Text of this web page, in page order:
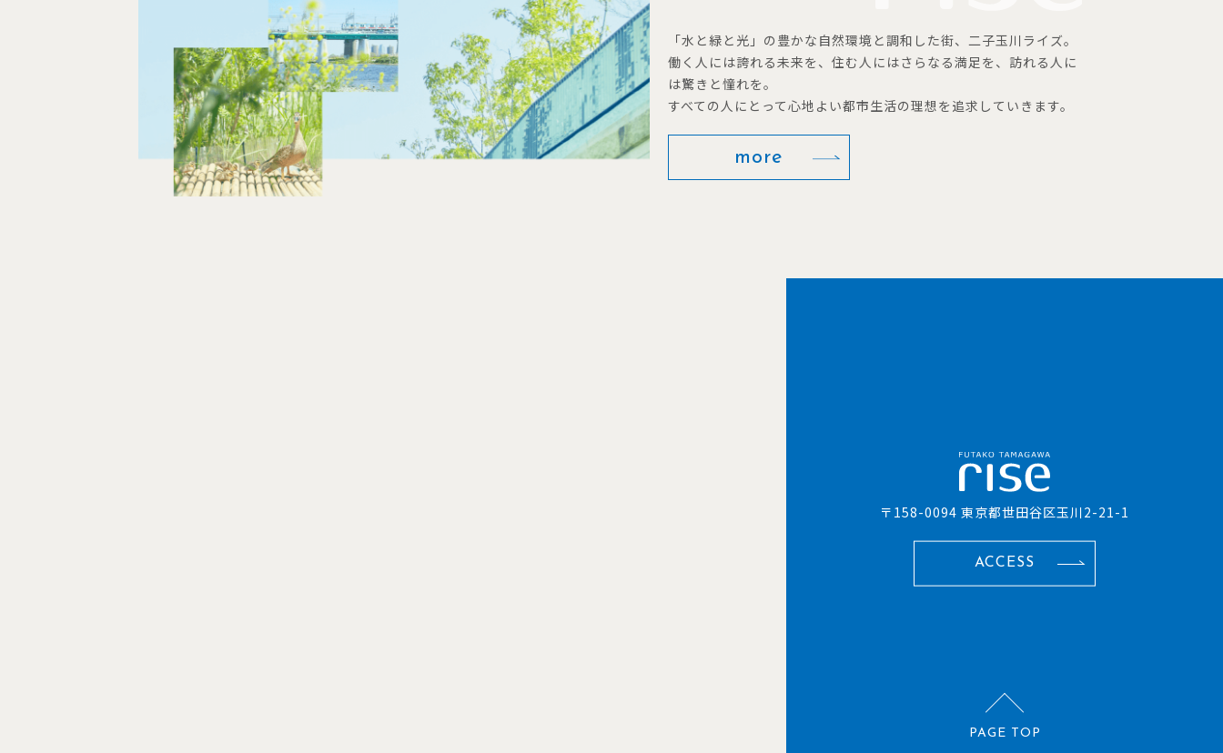
「水と緑と光」の豊かな自然環境と調和した街、二子玉川ライズ。
働く人には誇れる未来を、住む人にはさらなる満足を、訪れる人に
は驚きと憧れを。
すべての人にとって心地よい都市生活の理想を追求していきます。
more
〒158-0094 東京都世田谷区玉川2-21-1
ACCESS
PAGE TOP